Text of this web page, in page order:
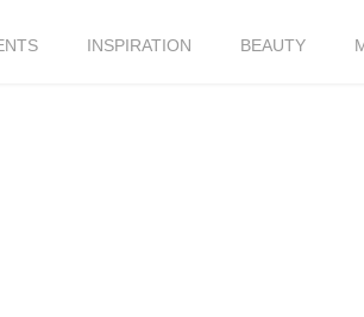
INSPIRATION BEAUTY